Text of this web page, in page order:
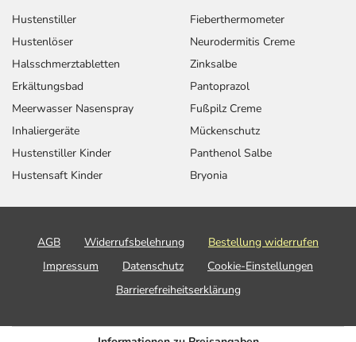
Hustenstiller
Hustenlöser
Halsschmerztabletten
Erkältungsbad
Meerwasser Nasenspray
Inhaliergeräte
Hustenstiller Kinder
Hustensaft Kinder
Fieberthermometer
Neurodermitis Creme
Zinksalbe
Pantoprazol
Fußpilz Creme
Mückenschutz
Panthenol Salbe
Bryonia
AGB Widerrufsbelehrung
Bestellung widerrufen
Impressum
Datenschutz
Cookie-Einstellungen
Barrierefreiheitserklärung